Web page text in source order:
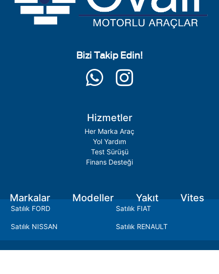
Bizi Takip Edin!
Hizmetler
Her Marka Araç
Yol Yardım
Test Sürüşü
Finans Desteği
Markalar Modeller Yakıt Vites
Satılık FORD Satılık FIAT
Satılık NISSAN Satılık RENAULT